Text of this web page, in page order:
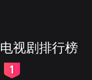
电视剧排行榜